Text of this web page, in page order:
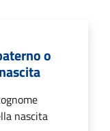
o
nascita